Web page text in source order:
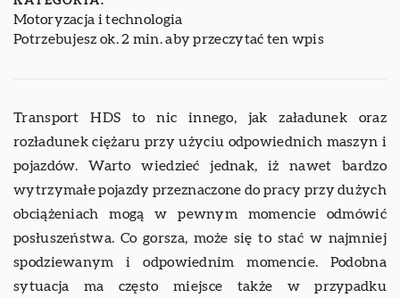
Motoryzacja i technologia
Potrzebujesz ok. 2 min. aby przeczytać ten wpis
Transport HDS to nic innego, jak załadunek oraz
rozładunek ciężaru przy użyciu odpowiednich maszyn i
pojazdów. Warto wiedzieć jednak, iż nawet bardzo
wytrzymałe pojazdy przeznaczone do pracy przy dużych
obciążeniach mogą w pewnym momencie odmówić
posłuszeństwa. Co gorsza, może się to stać w najmniej
spodziewanym i odpowiednim momencie. Podobna
sytuacja ma często miejsce także w przypadku